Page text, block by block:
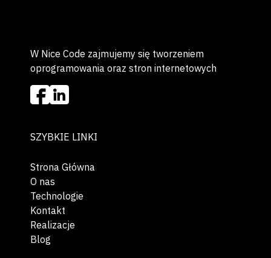
W Nice Code zajmujemy się tworzeniem
oprogramowania oraz stron internetowych
SZYBKIE LINKI
Strona Główna
O nas
Technologie
Kontakt
Realizacje
Blog